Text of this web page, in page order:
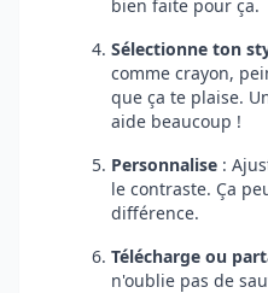
bien faite pour ça.
Sélectionne ton
comme crayon,
que ça te plaise.
aide beaucoup !
Personnalise :
le contraste. Ça
différence.
Télécharge ou
n'oublie pas de